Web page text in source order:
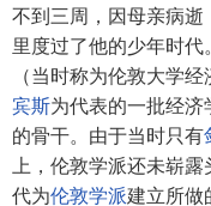
不到三周，因母亲病
里度过了他的少年时
（当时称为伦敦大学
宾斯为代表的一批经济
的骨干。由于当时只有
上，伦敦学派还未崭
代为伦敦学派建立所做